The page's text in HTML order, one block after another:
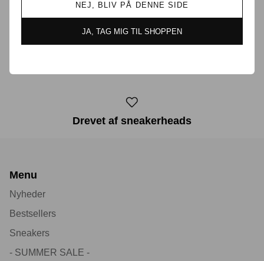
NEJ, BLIV PÅ DENNE SIDE
JA, TAG MIG TIL SHOPPEN
Prisgaranti i Danmark
Drevet af sneakerheads
Menu
Nyheder
Bestsellers
Sneakers
- SUMMER SALE -